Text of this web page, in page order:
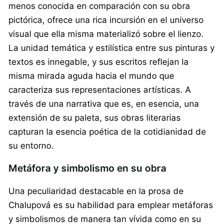
menos conocida en comparación con su obra
pictórica, ofrece una rica incursión en el universo
visual que ella misma materializó sobre el lienzo.
La unidad temática y estilística entre sus pinturas y
textos es innegable, y sus escritos reflejan la
misma mirada aguda hacia el mundo que
caracteriza sus representaciones artísticas. A
través de una narrativa que es, en esencia, una
extensión de su paleta, sus obras literarias
capturan la esencia poética de la cotidianidad de
su entorno.
Metáfora y simbolismo en su obra
Una peculiaridad destacable en la prosa de
Chalupová es su habilidad para emplear metáforas
y simbolismos de manera tan vívida como en su